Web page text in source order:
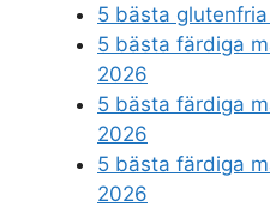
5 bästa
5 bästa färdiga
2026
5 bästa färdiga
2026
5 bästa färdiga
2026